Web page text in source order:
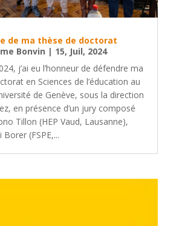
de ma thèse de doctorat
Bonvin | 15, Juil, 2024
j’ai eu l’honneur de défendre ma
en Sciences de l’éducation au
de Genève, sous la direction
en présence d’un jury composé
Tillon (HEP Vaud, Lausanne),
(FSPE,...